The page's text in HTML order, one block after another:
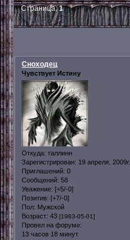
Страница:1
Сноходец
Чувствует Истину
Откуда: таллинн
Зарегистрирован: 19 апреля, 2009г.
Приглашений: 0
Сообщений: 58
Уважение: [+5/-0]
Позитив: [+7/-0]
Пол: Мужской
Возраст: 43 [1983-05-01]
Провел на форуме:
13 часов 18 минут